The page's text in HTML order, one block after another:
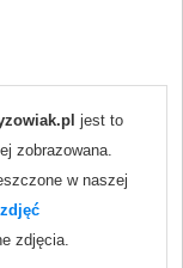
jest to
zobrazowana.
w naszej
zdjęcia.